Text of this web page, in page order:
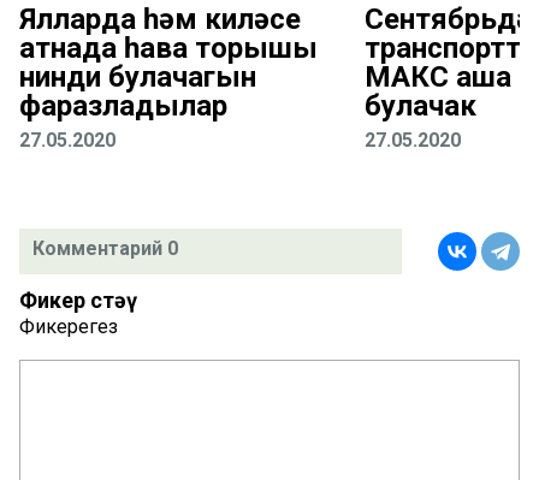
Ялларда һәм киләсе
атнада һава торышы
нинди булачагын
фаразладылар
27.05.2020
транспортта
МАКС аша
булачак
27.05.2020
Комментарий 0
Фикер өстәү
Фикерегез